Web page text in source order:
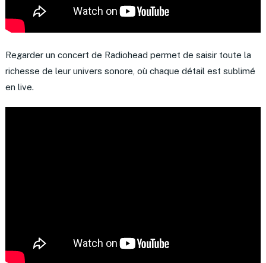
Regarder un concert de Radiohead permet de saisir toute la
richesse de leur univers sonore, où chaque détail est sublimé
en live.